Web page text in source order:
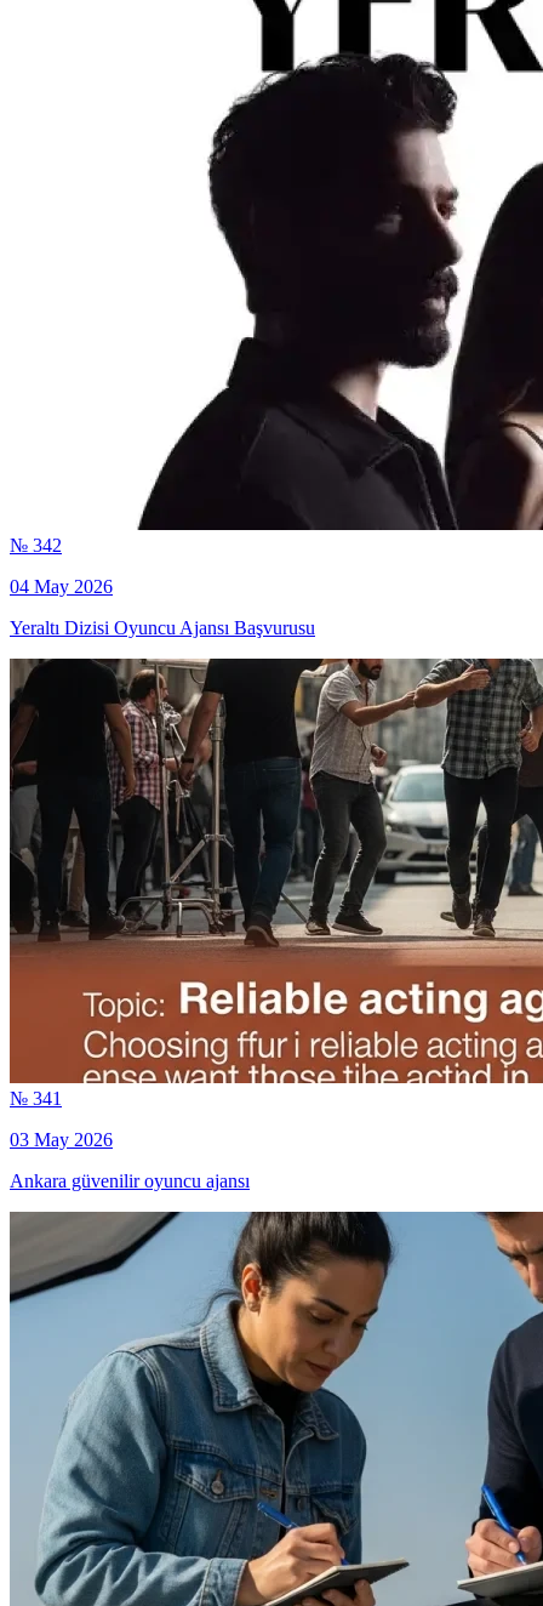
№ 342
04 May 2026
Yeraltı Dizisi Oyuncu Ajansı Başvurusu
№ 341
03 May 2026
Ankara güvenilir oyuncu ajansı